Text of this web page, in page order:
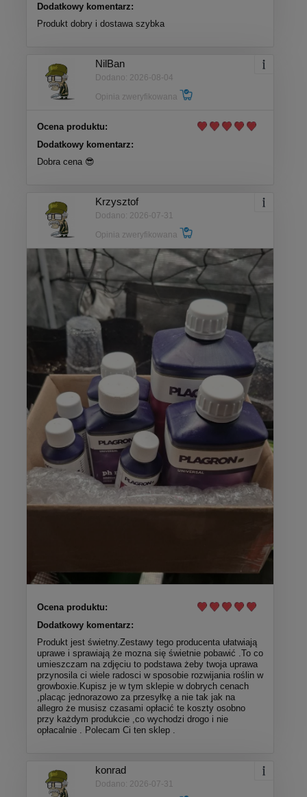
Dodatkowy komentarz:
Produkt dobry i dostawa szybka
NilBan
Dodano: 2026-08-04
Opinia zweryfikowana
Ocena produktu:
Dodatkowy komentarz:
Dobra cena 😎
Krzysztof
Dodano: 2026-07-31
Opinia zweryfikowana
Ocena produktu:
Dodatkowy komentarz:
Produkt jest świetny.Zestawy tego producenta ułatwiają
uprawe i sprawiają że mozna się świetnie pobawić .To co
umieszczam na zdjęciu to podstawa żeby twoja uprawa
przynosila ci wiele radosci w sposobie rozwijania roślin w
growboxie.Kupisz je w tym sklepie w dobrych cenach
,placąc jednorazowo za przesyłkę a nie tak jak na
allegro że musisz czasami opłacić te koszty osobno
przy każdym produkcie ,co wychodzi drogo i nie
opłacalnie . Polecam Ci ten sklep .
konrad
Dodano: 2026-07-31